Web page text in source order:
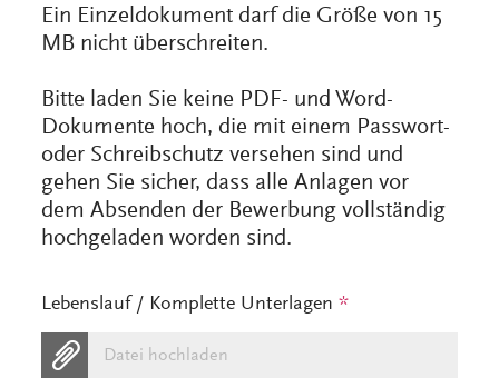
Ein Einzeldokument darf die Größe von 15
MB nicht überschreiten.
Bitte laden Sie keine PDF- und Word-
Dokumente hoch, die mit einem Passwort-
oder Schreibschutz versehen sind und
gehen Sie sicher, dass alle Anlagen vor
dem Absenden der Bewerbung vollständig
hochgeladen worden sind.
Lebenslauf / Komplette Unterlagen*
Datei hochladen